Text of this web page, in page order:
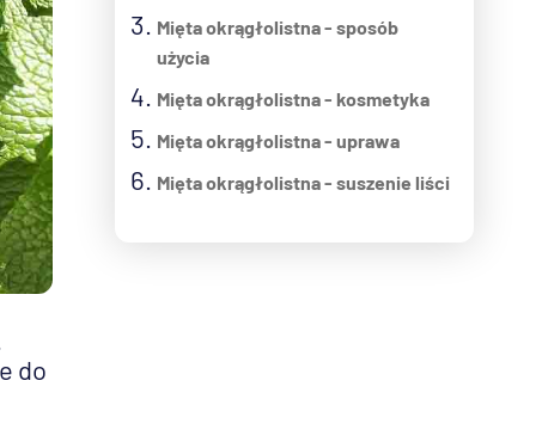
do
Mięta okrągłolistna - sposób
użycia
Mięta okrągłolistna - kosmetyka
Mięta okrągłolistna - uprawa
Mięta okrągłolistna - suszenie liści